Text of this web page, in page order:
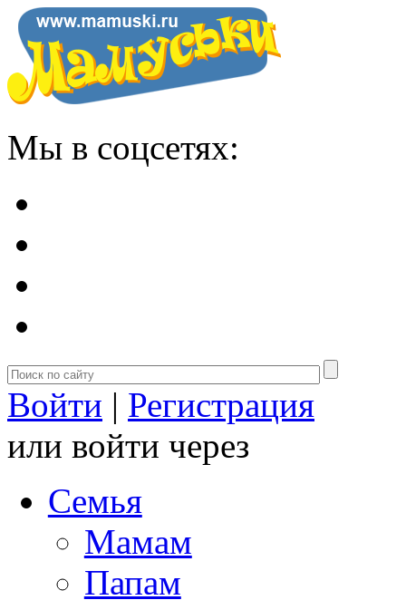
Мы в соцсетях:
Войти | Регистрация
или войти через
Семья
Мамам
Папам